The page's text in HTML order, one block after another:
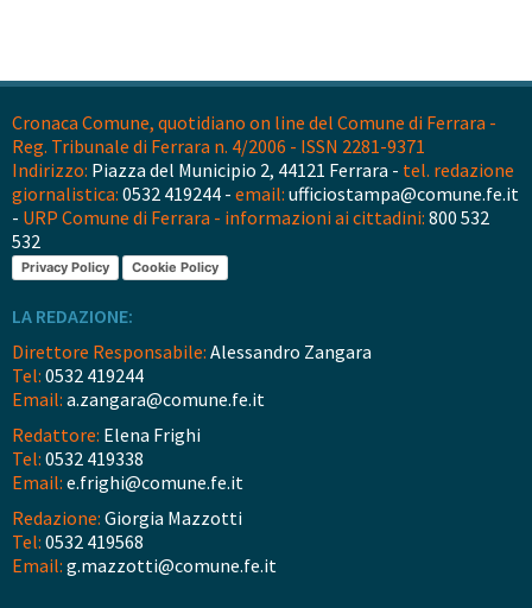
Cronaca Comune, quotidiano on line del Comune di Ferrara -
Reg. Tribunale di Ferrara n. 4/2006 - ISSN 2281-9371
Indirizzo: Piazza del Municipio 2, 44121 Ferrara - tel. redazione
giornalistica: 0532 419244 - email: ufficiostampa@comune.fe.it
- URP Comune di Ferrara - informazioni ai cittadini: 800 532
532
Privacy Policy Cookie Policy
LA REDAZIONE:
Direttore Responsabile: Alessandro Zangara
Tel: 0532 419244
Email: a.zangara@comune.fe.it
Redattore: Elena Frighi
Tel: 0532 419338
Email: e.frighi@comune.fe.it
Redazione: Giorgia Mazzotti
Tel: 0532 419568
Email: g.mazzotti@comune.fe.it